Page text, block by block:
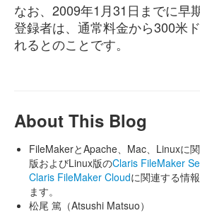
なお、2009年1月31日までに早
登録者は、通常料金から300米
れるとのことです。
About This Blog
FileMakerとApache、Mac、Linuxに
版およびLinux版のClaris FileMaker
Claris FileMaker Cloudに関連する情
ます。
松尾 篤（Atsushi Matsuo）